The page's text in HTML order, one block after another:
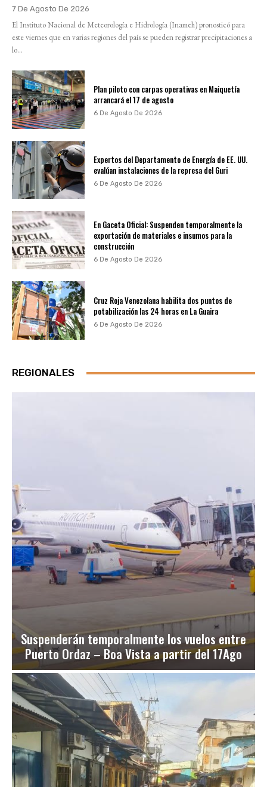
7 De Agosto De 2026
El Instituto Nacional de Meteorología e Hidrología (Inameh) pronosticó para
este viernes que en varias regiones del país se pueden registrar precipitaciones a
lo...
Plan piloto con carpas operativas en Maiquetía
arrancará el 17 de agosto
6 De Agosto De 2026
Expertos del Departamento de Energía de EE. UU.
evalúan instalaciones de la represa del Guri
6 De Agosto De 2026
En Gaceta Oficial: Suspenden temporalmente la
exportación de materiales e insumos para la
construcción
6 De Agosto De 2026
Cruz Roja Venezolana habilita dos puntos de
potabilización las 24 horas en La Guaira
6 De Agosto De 2026
REGIONALES
Suspenderán temporalmente los vuelos entre
Puerto Ordaz – Boa Vista a partir del 17Ago